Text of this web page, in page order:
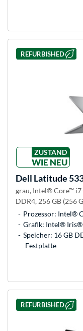
REFURBISHED
ZUSTAND
WIE NEU
Dell Latitude
grau, Intel® Core™
DDR4, 256 GB (256
Prozessor: Intel®
Grafik: Intel® Iris®
Speicher: 16 GB
Festplatte
REFURBISHED